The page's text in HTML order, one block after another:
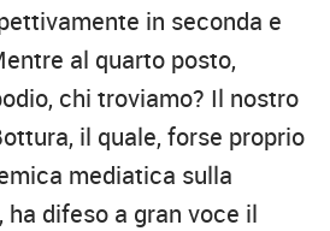
in seconda e
al quarto posto,
chi troviamo? Il nostro
il quale, forse proprio
mediatica sulla
difeso a gran voce il